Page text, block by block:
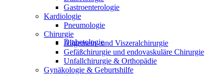
Diabetologie
Gastroenterologie
Kardiologie
Pneumologie
Chirurgie
Allgemein- und Viszeralchirurgie
Gefäßchirurgie und endovaskuläre Chirurgie
Unfallchirurgie & Orthopädie
Gynäkologie & Geburtshilfe